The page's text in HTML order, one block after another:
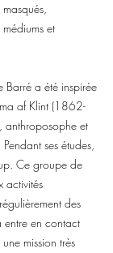
et
Barré a été inspirée
af Klint (1862-
anthroposophe et
ses études,
Ce groupe de
activités
des
entre en contact
mission très